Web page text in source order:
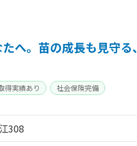
へ。苗の成長も見守る
得実績あり 社会保険完備
308